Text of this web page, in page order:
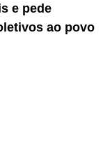
e pede
ao povo